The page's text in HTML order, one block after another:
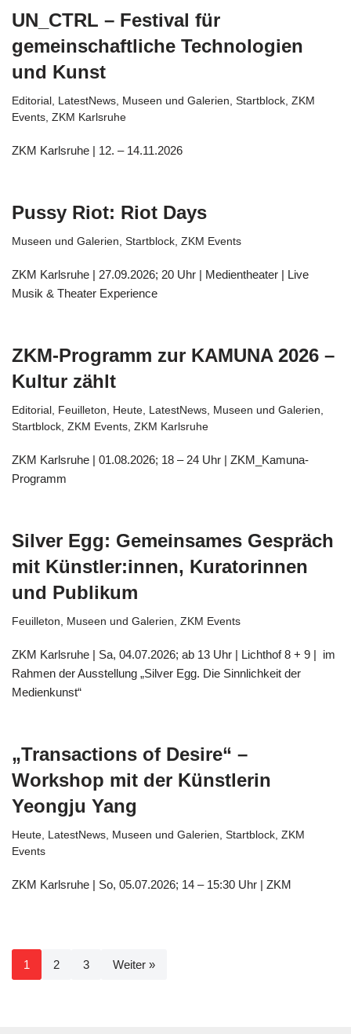
UN_CTRL – Festival für
gemeinschaftliche Technologien
und Kunst
Editorial , LatestNews, Museen und Galerien, Startblock, ZKM
Events, ZKM Karlsruhe
ZKM Karlsruhe | 12. – 14.11.2026
Pussy Riot: Riot Days
Museen und Galerien, Startblock, ZKM Events
ZKM Karlsruhe | 27.09.2026; 20 Uhr | Medientheater | Live
Musik & Theater Experience
ZKM-Programm zur KAMUNA 2026 –
Kultur zählt
Editorial , Feuilleton, Heute, LatestNews, Museen und Galerien,
Startblock, ZKM Events, ZKM Karlsruhe
ZKM Karlsruhe | 01.08.2026; 18 – 24 Uhr | ZKM_Kamuna-
Programm
Silver Egg: Gemeinsames Gespräch
mit Künstler:innen, Kuratorinnen
und Publikum
Feuilleton, Museen und Galerien, ZKM Events
ZKM Karlsruhe | Sa, 04.07.2026; ab 13 Uhr | Lichthof 8 + 9 | im
Rahmen der Ausstellung „Silver Egg. Die Sinnlichkeit der
Medienkunst“
„Transactions of Desire“ –
Workshop mit der Künstlerin
Yeongju Yang
Heute, LatestNews, Museen und Galerien, Startblock, ZKM
Events
ZKM Karlsruhe | So, 05.07.2026; 14 – 15:30 Uhr | ZKM
1 2 3 Weiter »